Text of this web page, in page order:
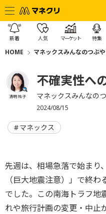
新着 人気 マーケット 特集
HOME マネックスみんなのつぶ
清明 祐子
不確実性へ
マネックスみんなの
2024/08/15
マネックス
先週は、相場急落で始まり
（巨大地震注意）」で終
でした。この南海トラフ地
れや旅行計画の変更・中止